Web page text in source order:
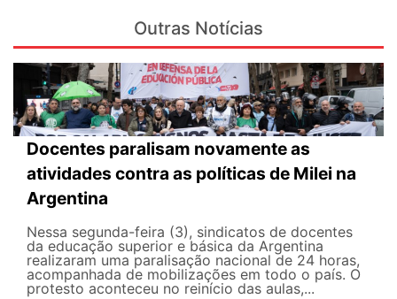
Outras Notícias
Docentes paralisam novamente as
atividades contra as políticas de Milei na
Argentina
Nessa segunda-feira (3), sindicatos de docentes
da educação superior e básica da Argentina
realizaram uma paralisação nacional de 24 horas,
acompanhada de mobilizações em todo o país. O
protesto aconteceu no reinício das aulas,...